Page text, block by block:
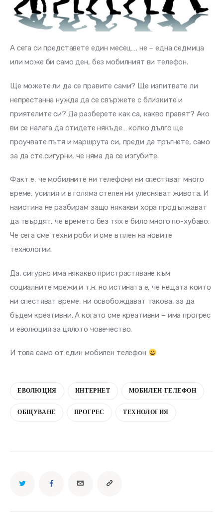
А сега си представете един месец…, не – една седмица
или може би само ден, без мобилният ви телефон.
Ще можете ли да се правите сами? Ще изпитвате ли
непрестанна нужда да се свържете с близките и
приятелите си? Да разберете как са, какво правят? Ако
ви се налага да отидете някъде… колко дълго ще
проучвате пътя и маршрута си, преди да тръгнете, само
за да сте сигурни, че няма да се изгубите.
Факт е, че мобилните ни телефони ни спестяват много
време, усилия и в голяма степен ни улесняват живота. И
наистина не разбирам защо някакви хора продължават
да твърдят, че времето без тях е било много по-хубаво.
Че сега сме техни роби и сме в плен на новите
технологии.
Да, сигурно има някакво пристрастяване към
социалните мрежи и т.н, но истината е, че нещата които
ни спестяват време, ни освобождават такова, за да
бъдем креативни. А когато сме креативни – има прогрес
и еволюция за цялото човечество.
И това само от един мобилен телефон
ЕВОЛЮЦИЯ ИНТЕРНЕТ МОБИЛЕН ТЕЛЕФОН
ОБЩУВАНЕ ПРОГРЕС ТЕХНОЛОГИЯ